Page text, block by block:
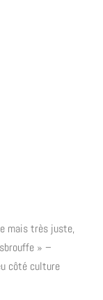
mais très juste,
» –
côté culture